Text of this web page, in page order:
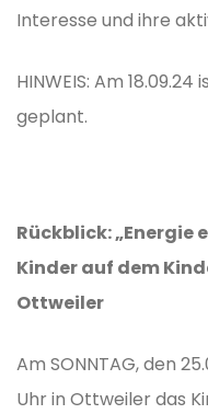
Interesse und ihre
HINWEIS: Am
geplant.
Rückblick:
Kinder auf dem
Ottweiler
Am SONNTAG, den
Uhr in Ottweiler das